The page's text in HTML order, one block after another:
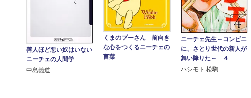
善人ほど悪い奴はいない
ニーチェの人間学
中島義道
くまのプーさん 前向き
な心をつくるニーチェの
言葉
ニーチェ先生～コンビニ
に、さとり世代の新人が
舞い降りた～ ４
ハシモト 松駒